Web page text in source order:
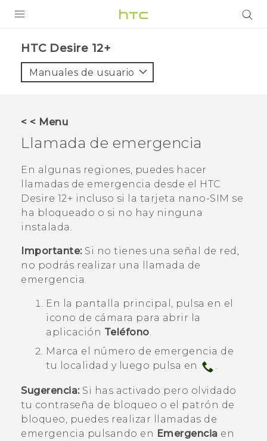
VIVE
AYUDA
Dispositivos y accesorios HTC
Iniciar sesión
HTC Desire 12+‎
Manuales de usuario
< < Menu
Llamada de emergencia
En algunas regiones, puedes hacer
llamadas de emergencia desde el
HTC
Desire 12+ incluso si la tarjeta nano-SIM se
ha bloqueado o si no hay ninguna
instalada.
Importante:Si no tienes una señal de red,
no podrás realizar una llamada de
emergencia.
En la pantalla principal , pulsa en el
icono de cámara para abrir la
aplicación Teléfono.
Marca el número de emergencia de
tu localidad y luego pulsa en
.
Sugerencia:Si has activado pero olvidado
tu contraseña de bloqueo o el patrón de
bloqueo, puedes realizar llamadas de
emergencia pulsando en Emergencia en